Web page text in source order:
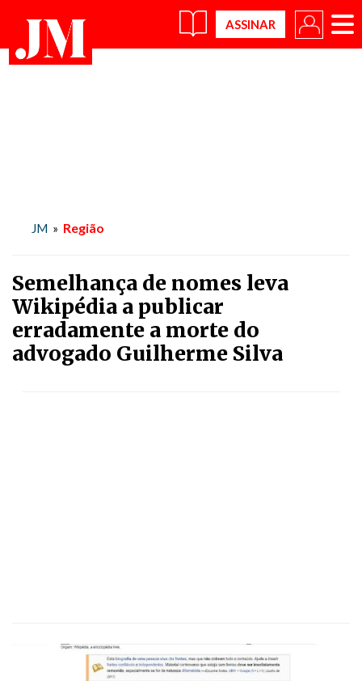
×
JM » Região
Semelhança de nomes leva
Wikipédia a publicar
erradamente a morte do
advogado Guilherme Silva